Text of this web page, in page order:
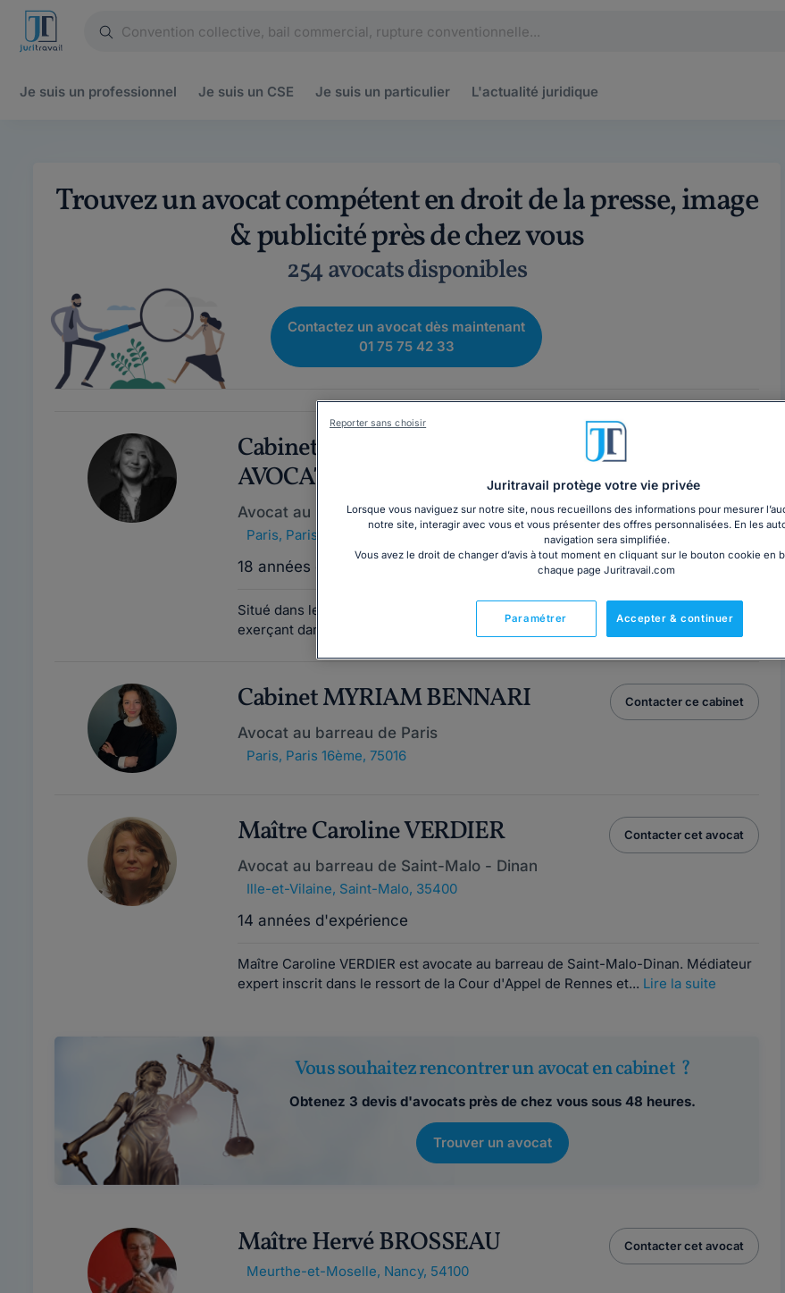
Je suis un professionnel Je suis un CSE Je suis un particulier L'actualité juridique
Trouvez un avocat compétent en droit de la presse, image
& publicité près de chez vous
254 avocats disponibles
Contactez un avocat dès maintenant
01 75 75 42 33
Cabinet NATHALIA MARLOW
AVOCAT
Avocat au barreau de Paris
Paris, Paris 9ème, 75009
18 années d'expérience
Situé dans le 9ème arrondissement, il s'agit d'une structure à taille humaine,
exerçant dans différents domaines du droit. Notre structure...
Lire la suite
Cabinet MYRIAM BENNARI
Avocat au barreau de Paris
Paris, Paris 16ème, 75016
Contacter ce cabinet
Maître Caroline VERDIER
Avocat au barreau de Saint-Malo - Dinan
Ille-et-Vilaine, Saint-Malo, 35400
14 années d'expérience
Contacter cet avocat
Maître Caroline VERDIER est avocate au barreau de Saint-Malo-Dinan. Médiateur
expert inscrit dans le ressort de la Cour d'Appel de Rennes et... Lire la suite
Vous souhaitez rencontrer un avocat en cabinet ?
Obtenez 3 devis d'avocats près de chez vous sous 48 heures.
Trouver un avocat
Maître Hervé BROSSEAU
Meurthe-et-Moselle, Nancy, 54100
Contacter cet avocat
Juritravail protège votre vie privée
Lorsque vous naviguez sur notre site, nous recueillons des informations pour mesurer
notre site, interagir avec vous et vous présenter des offres personnalisées. En les
navigation sera simplifiée.
Vous avez le droit de changer d’avis à tout moment en cliquant sur le bouton cookie en
chaque page Juritravail.com
Accepter & continuer
Paramétrer
Reporter sans choisir